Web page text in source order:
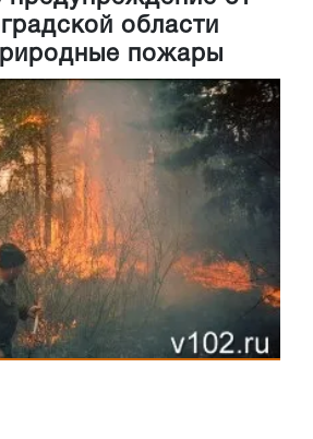
области
пожары